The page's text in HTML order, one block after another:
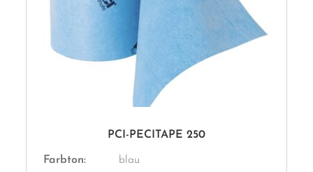
PCI-PECITAPE 250
Farbton: blau